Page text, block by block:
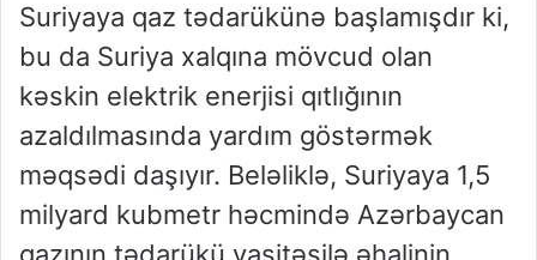
Suriyaya qaz tədarükünə başlamışdır ki,
bu da Suriya xalqına mövcud olan
kəskin elektrik enerjisi qıtlığının
azaldılmasında yardım göstərmək
məqsədi daşıyır. Beləliklə, Suriyaya 1,5
milyard kubmetr həcmində Azərbaycan